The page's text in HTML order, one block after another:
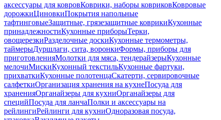
аксессуары для ковровКоврики, наборы ковриковКовровые
дорожкиЦиновкиПокрытия напольные
тафтинговыеЗащитные, грязезащитные коврикиКухонные
принадлежностиКухонные приборыТерки,
овощерезкиРазделочные доскиКухонные термометры,
таймерыДуршлаги, сита, воронкиФормы, приборы для
приготовленияМолотки для мяса, тендерайзерыКухонные
мелочиМискиКухонный текстильКухонные фартуки,
прихваткиКухонные полотенцаСкатерти, сервировочные
салфеткиОрганизация хранения на кухнеПосуда для
храненияОрганайзеры для кухниОрганайзеры для
специйПосуда для ланчаПолки и аксессуары на
рейлингиРейлинги для кухниОдноразовая посуда,